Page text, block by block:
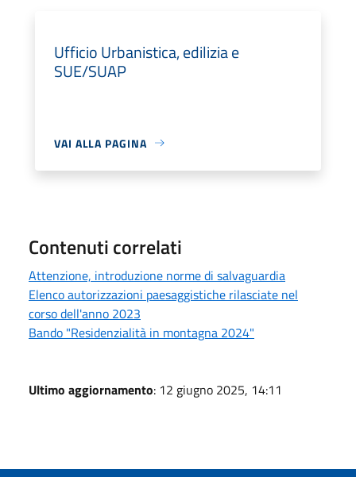
Ufficio Urbanistica, edilizia e
SUE/SUAP
VAI ALLA PAGINA
Contenuti correlati
Attenzione, introduzione norme di salvaguardia
Elenco autorizzazioni paesaggistiche rilasciate nel
corso dell'anno 2023
Bando "Residenzialità in montagna 2024"
Ultimo aggiornamento: 12 giugno 2025, 14:11